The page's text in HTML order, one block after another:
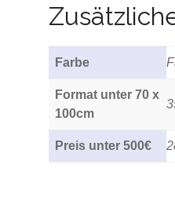
Farbe
Format unter 70 x
100cm
Preis unter 500€